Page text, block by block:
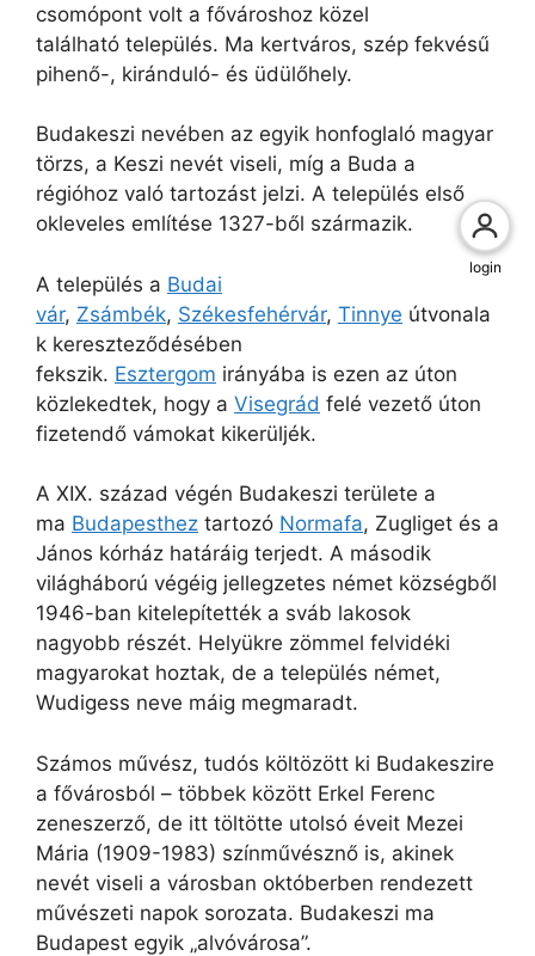
csomópont volt a fővároshoz közel
található település. Ma kertváros, szép fekvésű
pihenő-, kiránduló- és üdülőhely.
Budakeszi nevében az egyik honfoglaló magyar
törzs, a Keszi nevét viseli, míg a Buda a
régióhoz való tartozást jelzi. A település első
okleveles említése 1327-ből származik.
A település a Budai
vár, Zsámbék, Székesfehérvár, Tinnye útvonala
k kereszteződésében
fekszik. Esztergom irányába is ezen az úton
közlekedtek, hogy a Visegrád felé vezető úton
fizetendő vámokat kikerüljék.
A XIX. század végén Budakeszi területe a
ma Budapesthez tartozó Normafa, Zugliget és a
János kórház határáig terjedt. A második
világháború végéig jellegzetes német községből
1946-ban kitelepítették a sváb lakosok
nagyobb részét. Helyükre zömmel felvidéki
magyarokat hoztak, de a település német,
Wudigess neve máig megmaradt.
Számos művész, tudós költözött ki Budakeszire
a fővárosból – többek között Erkel Ferenc
zeneszerző, de itt töltötte utolsó éveit Mezei
Mária (1909-1983) színművésznő is, akinek
nevét viseli a városban októberben rendezett
művészeti napok sorozata. Budakeszi ma
Budapest egyik „alvóvárosa”.
login